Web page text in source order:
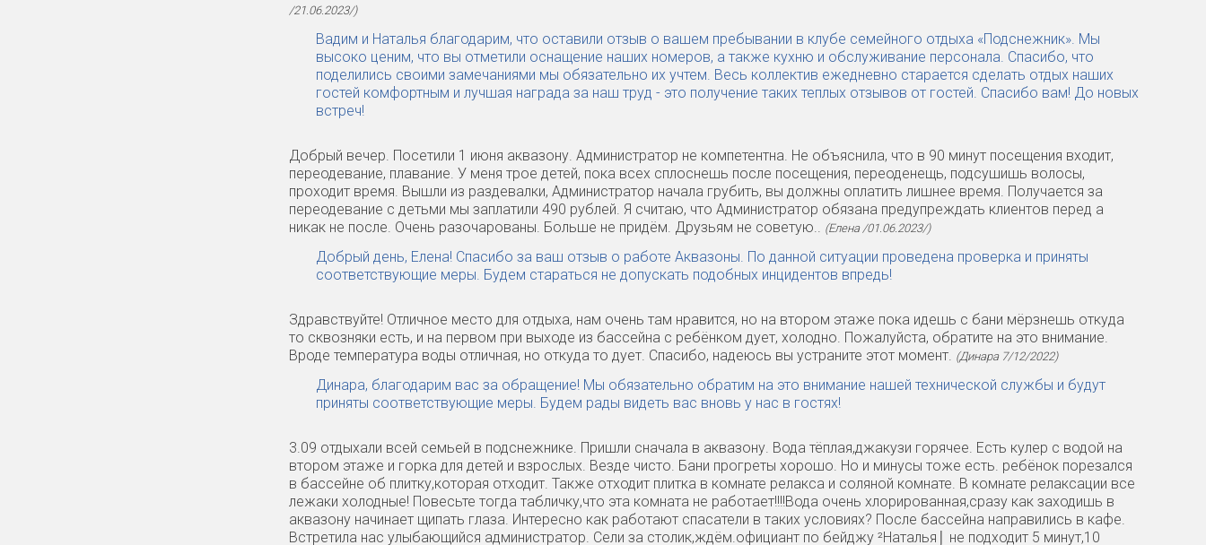
/21.06.2023/)
Вадим и Наталья благодарим, что оставили отзыв о вашем пребывании в клубе семейного отдыха «Подснежник». Мы
высоко ценим, что вы отметили оснащение наших номеров, а также кухню и обслуживание персонала. Спасибо, что
поделились своими замечаниями мы обязательно их учтем. Весь коллектив ежедневно старается сделать отдых наших
гостей комфортным и лучшая награда за наш труд - это получение таких теплых отзывов от гостей. Спасибо вам! До новых
встреч!
Добрый вечер. Посетили 1 июня аквазону. Администратор не компетентна. Не объяснила, что в 90 минут посещения входит,
переодевание, плавание. У меня трое детей, пока всех сплоснешь после посещения, переоденещь, подсушишь волосы,
проходит время. Вышли из раздевалки, Администратор начала грубить, вы должны оплатить лишнее время. Получается за
переодевание с детьми мы заплатили 490 рублей. Я считаю, что Администратор обязана предупреждать клиентов перед а
никак не после. Очень разочарованы. Больше не придём. Друзьям не советую.. (Елена /01.06.2023/)
Добрый день, Елена! Спасибо за ваш отзыв о работе Аквазоны. По данной ситуации проведена проверка и приняты
соответствующие меры. Будем стараться не допускать подобных инцидентов впредь!
Здравствуйте! Отличное место для отдыха, нам очень там нравится, но на втором этаже пока идешь с бани мёрзнешь откуда
то сквозняки есть, и на первом при выходе из бассейна с ребёнком дует, холодно. Пожалуйста, обратите на это внимание.
Вроде температура воды отличная, но откуда то дует. Спасибо, надеюсь вы устраните этот момент. (Динара 7/12/2022)
Динара, благодарим вас за обращение! Мы обязательно обратим на это внимание нашей технической службы и будут
приняты соответствующие меры. Будем рады видеть вас вновь у нас в гостях!
3.09 отдыхали всей семьей в подснежнике. Пришли сначала в аквазону. Вода тёплая,джакузи горячее. Есть кулер с водой на
втором этаже и горка для детей и взрослых. Везде чисто. Бани прогреты хорошо. Но и минусы тоже есть. ребёнок порезался
в бассейне об плитку,которая отходит. Также отходит плитка в комнате релакса и соляной комнате. В комнате релаксации все
лежаки холодные! Повесьте тогда табличку,что эта комната не работает!!!!Вода очень хлорированная,сразу как заходишь в
аквазону начинает щипать глаза. Интересно как работают спасатели в таких условиях? После бассейна направились в кафе.
Встретила нас улыбающийся администратор. Сели за столик,ждём.официант по бейджу ²Наталья⌡ не подходит 5 минут,10